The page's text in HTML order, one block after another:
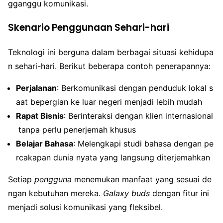
gganggu komunikasi.
Skenario Penggunaan Sehari-hari
Teknologi ini berguna dalam berbagai situasi kehidupa
n sehari-hari. Berikut beberapa contoh penerapannya:
Perjalanan: Berkomunikasi dengan penduduk lokal s
aat bepergian ke luar negeri menjadi lebih mudah
Rapat Bisnis: Berinteraksi dengan klien internasional
tanpa perlu penerjemah khusus
Belajar Bahasa: Melengkapi studi bahasa dengan pe
rcakapan dunia nyata yang langsung diterjemahkan
Setiap pengguna menemukan manfaat yang sesuai de
ngan kebutuhan mereka. Galaxy buds dengan fitur ini
menjadi solusi komunikasi yang fleksibel.